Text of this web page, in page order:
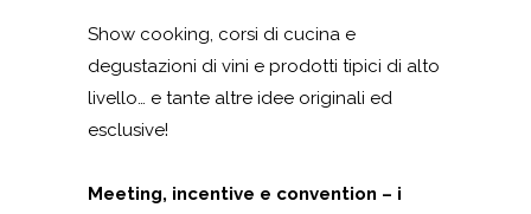
Show cooking, corsi di cucina e
degustazioni di vini e prodotti tipici di alto
livello… e tante altre idee originali ed
esclusive!
Meeting, incentive e convention – i